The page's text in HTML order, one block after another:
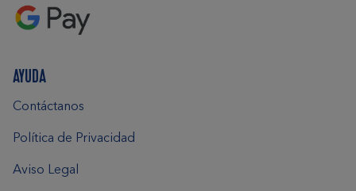
AYUDA
Contáctanos
Política de Privacidad
Aviso Legal